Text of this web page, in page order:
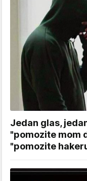
Jedan glas,
"pomozite mom
"pomozite